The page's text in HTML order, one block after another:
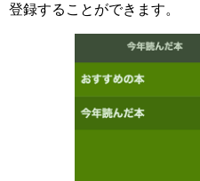
登録することができます。